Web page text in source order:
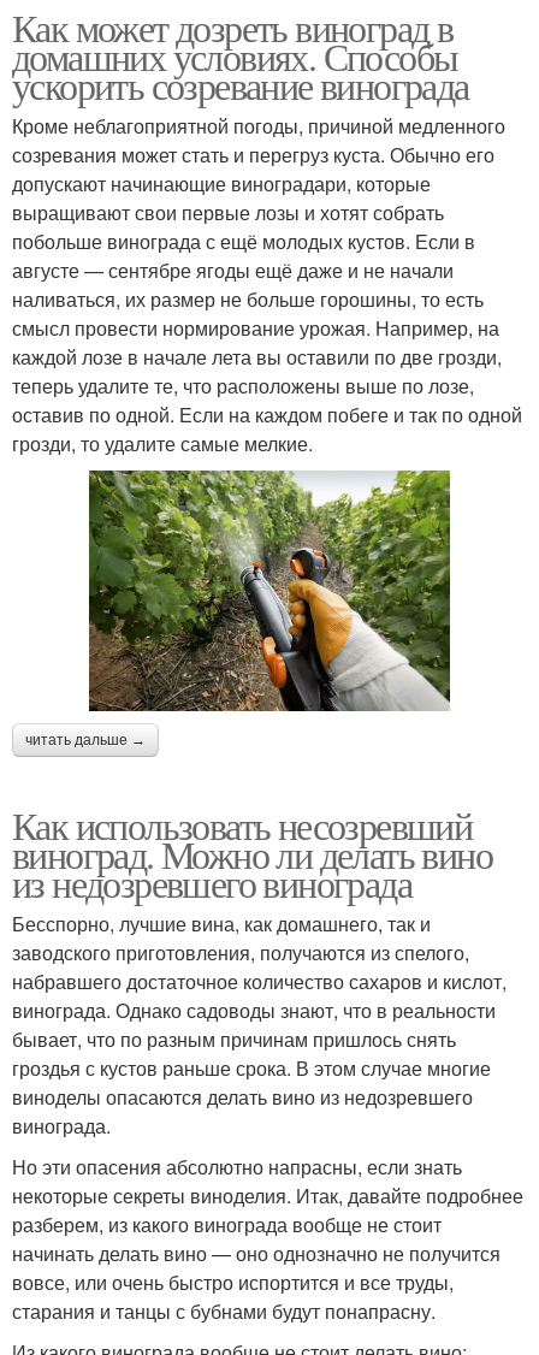
Как может дозреть виноград в
домашних условиях. Способы
ускорить созревание винограда
Кроме неблагоприятной погоды, причиной медленного
созревания может стать и перегруз куста. Обычно его
допускают начинающие виноградари, которые
выращивают свои первые лозы и хотят собрать
побольше винограда с ещё молодых кустов. Если в
августе — сентябре ягоды ещё даже и не начали
наливаться, их размер не больше горошины, то есть
смысл провести нормирование урожая. Например, на
каждой лозе в начале лета вы оставили по две грозди,
теперь удалите те, что расположены выше по лозе,
оставив по одной. Если на каждом побеге и так по одной
грозди, то удалите самые мелкие.
читать дальше →
Как использовать несозревший
виноград. Можно ли делать вино
из недозревшего винограда
Бесспорно, лучшие вина, как домашнего, так и
заводского приготовления, получаются из спелого,
набравшего достаточное количество сахаров и кислот,
винограда. Однако садоводы знают, что в реальности
бывает, что по разным причинам пришлось снять
гроздья с кустов раньше срока. В этом случае многие
виноделы опасаются делать вино из недозревшего
винограда.
Но эти опасения абсолютно напрасны, если знать
некоторые секреты виноделия. Итак, давайте подробнее
разберем, из какого винограда вообще не стоит
начинать делать вино — оно однозначно не получится
вовсе, или очень быстро испортится и все труды,
старания и танцы с бубнами будут понапрасну.